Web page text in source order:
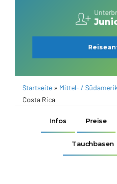
Startseite » Mittel- /
Costa Rica
Infos Preise
Tauchbasen